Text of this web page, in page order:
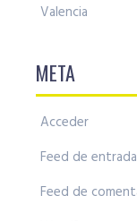
Valencia
META
Acceder
Feed de
Feed de